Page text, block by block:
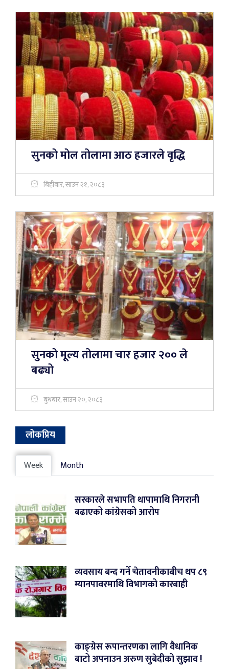
सुनको मोल तोलामा आठ हजारले वृद्धि
बिहीबार, साउन २१, २०८३
सुनको मूल्य तोलामा चार हजार २०० ले
बढ्यो
बुधबार, साउन २०, २०८३
लोकप्रिय
Week Month
सरकारले सभापति थापामाथि निगरानी
बढाएको कांग्रेसको आरोप
व्यवसाय बन्द गर्ने चेतावनीकाबीच थप ८९
म्यानपावरमाथि विभागको कारबाही
काङ्ग्रेस रूपान्तरणका लागि वैधानिक
बाटो अपनाउन अरुण सुबेदीको सुझाव !